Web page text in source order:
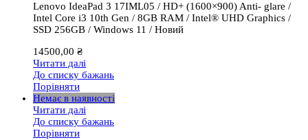
Lenovo IdeaPad 3 17IML05 / HD+ (1600×900) Anti- glare /
Intel Core i3 10th Gen / 8GB RAM / Intel® UHD Graphics /
SSD 256GB / Windows 11 / Новий
14500,00 ₴
Читати далі
До списку бажань
Порівняти
Немає в наявності
Читати далі
До списку бажань
Порівняти